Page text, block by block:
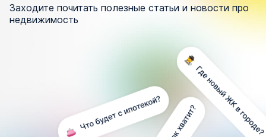
Заходите почитать полезные статьи и новости про
недвижимость